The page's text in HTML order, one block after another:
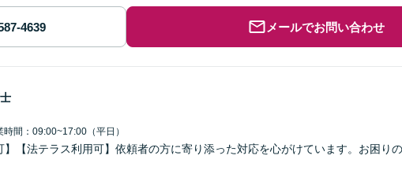
メールでお問い合わせ
時間：09:00~17:00（平日）
】【法テラス利用可】依頼者の方に寄り添った対応を心がけています。お困り